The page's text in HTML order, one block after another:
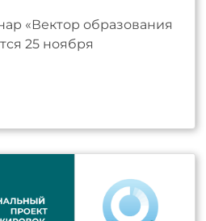
«Вектор образования
25 ноября